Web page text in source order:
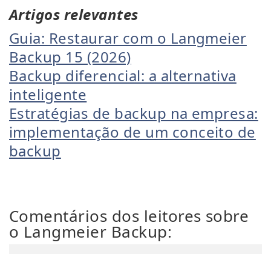
Artigos relevantes
Guia: Restaurar com o Langmeier
Backup 15 (2026)
Backup diferencial: a alternativa
inteligente
Estratégias de backup na empresa:
implementação de um conceito de
backup
Comentários dos leitores sobre
o Langmeier Backup: